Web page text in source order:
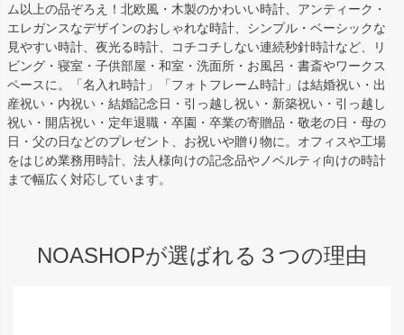
ム以上の品ぞろえ！北欧風・木製のかわいい時計、アンティーク・
エレガンスなデザインのおしゃれな時計、シンプル・ベーシックな
見やすい時計、夜光る時計、コチコチしない連続秒針時計など、リ
ビング・寝室・子供部屋・和室・洗面所・お風呂・書斎やワークス
ペースに。「名入れ時計」「フォトフレーム時計」は結婚祝い・出
産祝い・内祝い・結婚記念日・引っ越し祝い・新築祝い・引っ越し
祝い・開店祝い・定年退職・卒園・卒業の寄贈品・敬老の日・母の
日・父の日などのプレゼント、お祝いや贈り物に。オフィスや工場
をはじめ業務用時計、法人様向けの記念品やノベルティ向けの時計
まで幅広く対応しています。
NOASHOPが選ばれる３つの理由